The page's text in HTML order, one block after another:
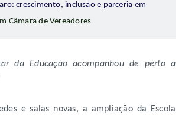
crescimento, inclusão e parceria em
Câmara de Vereadores
da Educação acompanhou de perto a
e salas novas, a ampliação da Escola